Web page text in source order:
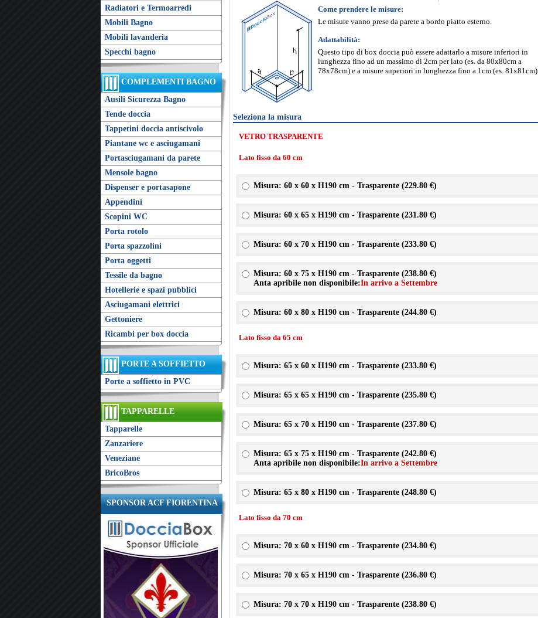
Radiatori e Termoarredi
Mobili Bagno
Mobili lavanderia
Specchi bagno
COMPLEMENTI BAGNO
Ausili Sicurezza Bagno
Tende doccia
Tappetini doccia antiscivolo
Piantane wc e asciugamani
Portasciugamani da parete
Mensole bagno
Dispenser e portasapone
Appendini
Scopini WC
Porta rotolo
Porta spazzolini
Porta oggetti
Tessile da bagno
Hotellerie e spazi pubblici
Asciugamani elettrici
Gettoniere
Ricambi per box doccia
PORTE A SOFFIETTO
Porte a soffietto in PVC
TAPPARELLE
Tapparelle
Zanzariere
Veneziane
BricoBros
SPONSOR ACF FIORENTINA
Come prendere le misure:
Le misure vanno prese da parete a bordo piatto esterno.
Adattabilità:
Questo tipo di box doccia può essere adattarlo a misure inferiori in
lunghezza fino ad un massimo di 2cm per lato (es. da 80x80cm a
78x78cm) e a misure superiori in lunghezza fino a 1cm (es. 81x81cm).
Seleziona la misura
VETRO TRASPARENTE
Lato fisso da 60 cm
Misura: 60 x 60 x H190 cm - Trasparente (229.80 €)
Misura: 60 x 65 x H190 cm - Trasparente (231.80 €)
Misura: 60 x 70 x H190 cm - Trasparente (233.80 €)
Misura: 60 x 75 x H190 cm - Trasparente (238.80 €)
Anta apribile non disponibile:In arrivo a Settembre
Misura: 60 x 80 x H190 cm - Trasparente (244.80 €)
Lato fisso da 65 cm
Misura: 65 x 60 x H190 cm - Trasparente (233.80 €)
Misura: 65 x 65 x H190 cm - Trasparente (235.80 €)
Misura: 65 x 70 x H190 cm - Trasparente (237.80 €)
Misura: 65 x 75 x H190 cm - Trasparente (242.80 €)
Anta apribile non disponibile:In arrivo a Settembre
Misura: 65 x 80 x H190 cm - Trasparente (248.80 €)
Lato fisso da 70 cm
Misura: 70 x 60 x H190 cm - Trasparente (234.80 €)
Misura: 70 x 65 x H190 cm - Trasparente (236.80 €)
Misura: 70 x 70 x H190 cm - Trasparente (238.80 €)